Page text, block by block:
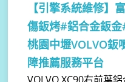
【引擎系統維修】
傷鈑烤#鋁合金鈑
桃園中壢VOLVO鈑
障推薦服務平台